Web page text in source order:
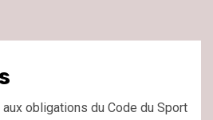
obligations du Code du Sport